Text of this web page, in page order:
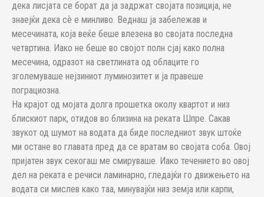
дека лисјата се борат да ја задржат својата позиција, не
знаејќи дека сѐ е минливо. Веднаш ја забележав и
месечината, која веќе беше влезена во својата последна
четвртина. Иако не беше во својот полн сјај како полна
месечина, одразот на светлината од облаците го
зголемуваше нејзиниот луминозитет и ја правеше
пограциозна.
На крајот од мојата долга прошетка околу квартот и низ
блискиот парк, отидов во близина на реката Шпре. Сакав
звукот од шумот на водата да биде последниот звук штоќе
ми остане во главата пред да се вратам во својата соба. Овој
пријатен звук секогаш ме смируваше. Иако течението во овој
дел на реката е речиси ламинарно, гледајќи го движењето на
водата си мислев како таа, минувајќи низ земја или карпи,